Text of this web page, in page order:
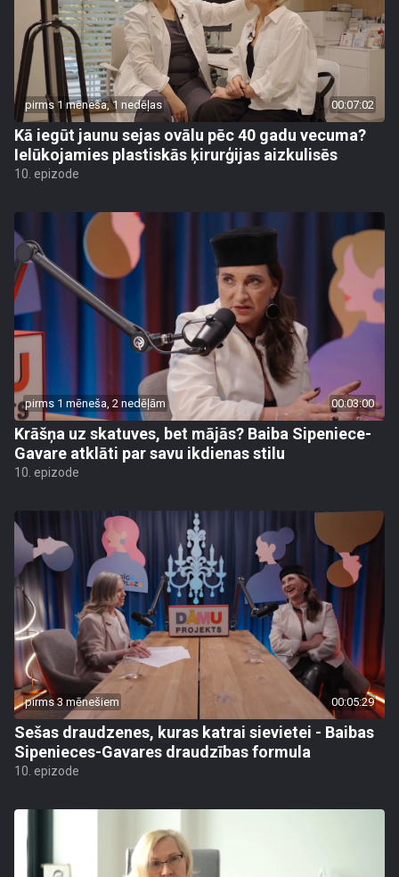
pirms 1 mēneša, 1 nedēļas 00:07:02
Kā iegūt jaunu sejas ovālu pēc 40 gadu vecuma?
Ielūkojamies plastiskās ķirurģijas aizkulisēs
10. epizode
pirms 1 mēneša, 2 nedēļām 00:03:00
Krāšņa uz skatuves, bet mājās? Baiba Sipeniece-
Gavare atklāti par savu ikdienas stilu
10. epizode
pirms 3 mēnešiem 00:05:29
Sešas draudzenes, kuras katrai sievietei - Baibas
Sipenieces-Gavares draudzības formula
10. epizode